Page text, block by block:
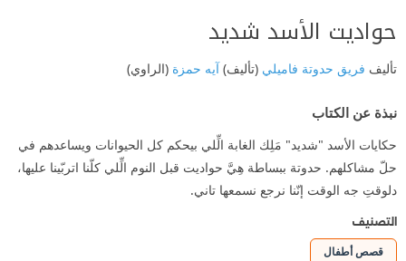
حواديت الأسد شديد
تأليف فريق حدوتة فاميلي (تأليف)آيه حمزة (الراوي)
نبذة عن الكتاب
حكايات الأسد "شديد" مَلِك الغابة الِّلي بيحكم كل الحيوانات ويساعدهم في
حلّ مشاكلهم. حدوتة ببساطة هِيَّ حواديت قبل النوم الِّلي كلّنا اتربّينا عليها،
دلوقتِ جه الوقت إنّنا نرجع نسمعها تاني.
التصنيف
قصص أطفال